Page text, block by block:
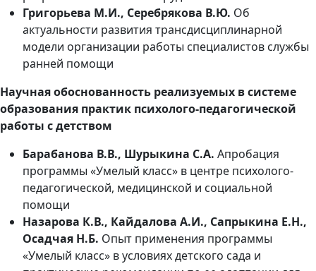
Григорьева М.И., Серебрякова В.Ю. Об
актуальности развития трансдисциплинарной
модели организации работы специалистов службы
ранней помощи
Научная обоснованность реализуемых в системе
образования практик психолого-педагогической
работы с детством
Барабанова В.В., Шурыкина С.А. Апробация
программы «Умелый класс» в центре психолого-
педагогической, медицинской и социальной
помощи
Назарова К.В., Кайдалова А.И., Сапрыкина Е.Н.,
Осадчая Н.Б. Опыт применения программы
«Умелый класс» в условиях детского сада и